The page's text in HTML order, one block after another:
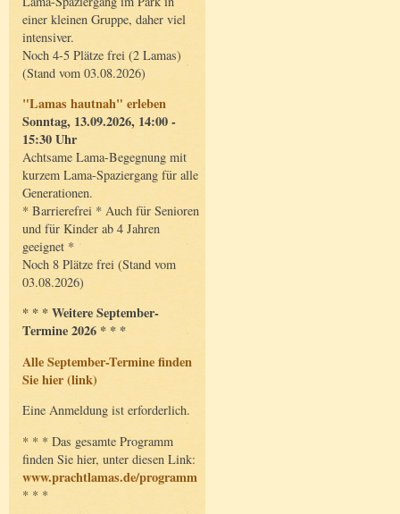
einer kleinen Gruppe, daher viel
intensiver.
Noch 4-5 Plätze frei (2 Lamas)
(Stand vom 03.08.2026)
"Lamas hautnah" erleben
Sonntag, 13.09.2026, 14:00 -
15:30 Uhr
Achtsame Lama-Begegnung mit
kurzem Lama-Spaziergang für alle
Generationen.
* Barrierefrei * Auch für Senioren
und für Kinder ab 4 Jahren
geeignet *
Noch 8 Plätze frei (Stand vom
03.08.2026)
* * * Weitere September-
Termine 2026 * * *
Alle September-Termine finden
Sie hier (link)
Eine Anmeldung ist erforderlich.
* * * Das gesamte Programm
finden Sie hier, unter diesen Link:
www.prachtlamas.de/programm
* * *